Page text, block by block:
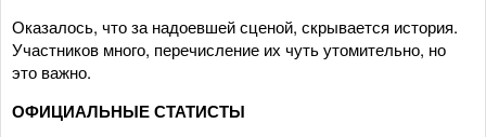
Оказалось, что за надоевшей сценой, скрывается история.
Участников много, перечисление их чуть утомительно, но
это важно.
ОФИЦИАЛЬНЫЕ СТАТИСТЫ